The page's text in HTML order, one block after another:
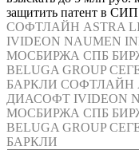
защитить патент в
СОФТЛАЙН ASTRA
IVIDEON NAUMEN
МОСБИРЖА СПБ
BELUGA GROUP
БАРКЛИ СОФТЛАЙН
ДИАСОФТ IVIDEON
МОСБИРЖА СПБ
BELUGA GROUP
БАРКЛИ